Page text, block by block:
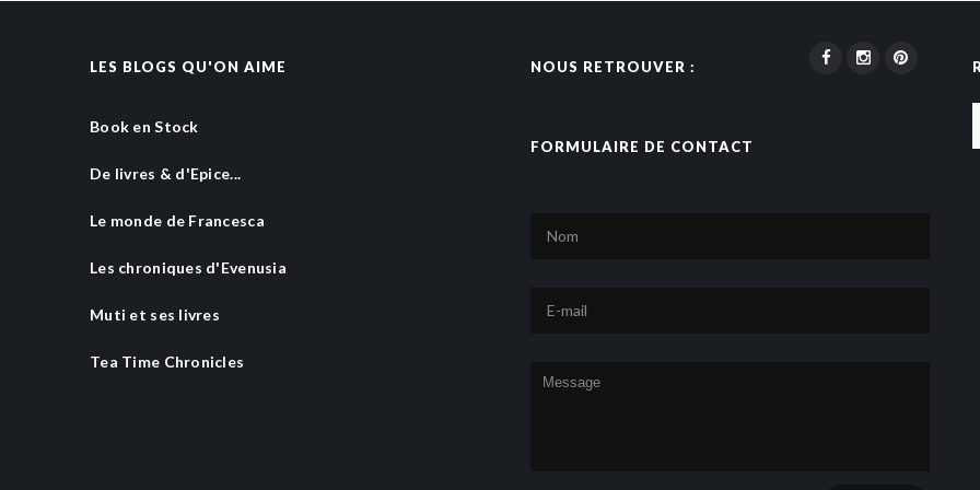
LES BLOGS QU'ON AIME
Book en Stock
De livres & d'Epice...
Le monde de Francesca
Les chroniques d'Evenusia
Muti et ses livres
Tea Time Chronicles
NOUS RETROUVER :
FORMULAIRE DE CONTACT